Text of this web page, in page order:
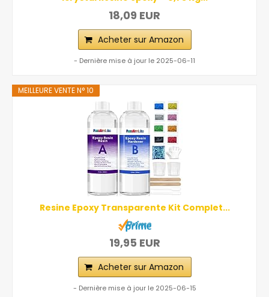
18,09 EUR
Acheter sur Amazon
- Dernière mise à jour le 2025-06-11
MEILLEURE VENTE N° 10
Resine Epoxy Transparente Kit Complet...
19,95 EUR
Acheter sur Amazon
- Dernière mise à jour le 2025-06-15